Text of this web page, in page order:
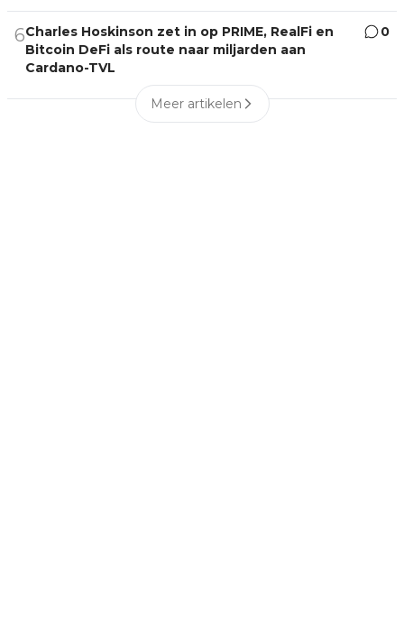
6Charles Hoskinson zet in op PRIME, RealFi en
Bitcoin DeFi als route naar miljarden aan
Cardano-TVL
0
Meer artikelen